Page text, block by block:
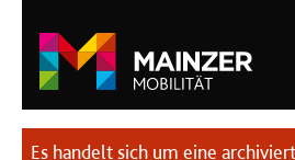
Es handelt sich um eine